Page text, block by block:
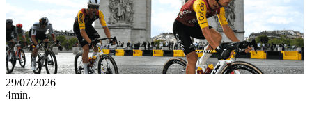
29/07/2026
4min.